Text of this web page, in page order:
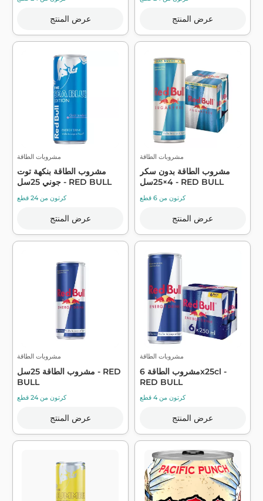
عرض المنتج عرض المنتج
مشروبات الطاقة
مشروب الطاقة بنكهة توت
جوني 25سل - RED BULL
كرتون من 24 قطع
عرض المنتج
مشروبات الطاقة
مشروب الطاقة بدون سكر
4×25سل - RED BULL
كرتون من 6 قطع
عرض المنتج
مشروبات الطاقة
مشروب الطاقة 25سل - RED
BULL
كرتون من 24 قطع
عرض المنتج
مشروبات الطاقة
مشروب الطاقة 6x25cl -
RED BULL
كرتون من 4 قطع
عرض المنتج